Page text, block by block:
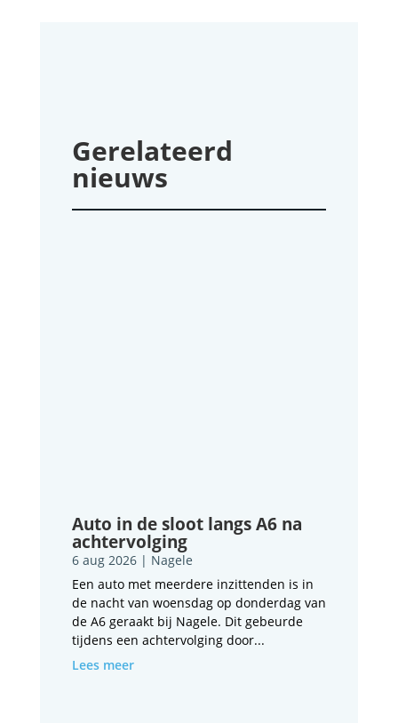
Gerelateerd
nieuws
Auto in de sloot langs A6 na
achtervolging
6 aug 2026| Nagele
Een auto met meerdere inzittenden is in
de nacht van woensdag op donderdag van
de A6 geraakt bij Nagele. Dit gebeurde
tijdens een achtervolging door...
Lees meer